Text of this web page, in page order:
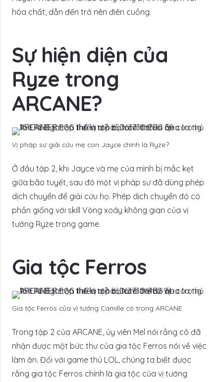
hóa chất, dẫn đến trở nên điên cuồng.
Sự hiện diện của
Ryze trong
ARCANE?
Vị pháp sư giải cứu mẹ con Jayce chính là Ryze?
Ở đầu tập 2, khi Jayce và mẹ của mình bị mắc kẹt
giữa bão tuyết, sau đó một vị pháp sư đã dùng phép
dịch chuyển để giải cứu họ. Phép dịch chuyển đó có
phần giống với skill Vòng xoáy không gian của vị
tướng Ryze trong game.
Gia tộc Ferros
Gia tộc Ferros của vị tướng Camille có trong ARCANE
Trong tập 2 của ARCANE, ủy viên Mel nói rằng cô đã
nhận được một bức thư của gia tộc Ferros nói về việc
làm ăn. Đối với game thủ LOL, chúng ta biết được
rằng gia tộc Ferros chính là gia tộc của vị tướng